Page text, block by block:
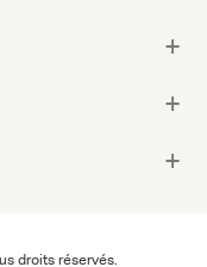
droits réservés.